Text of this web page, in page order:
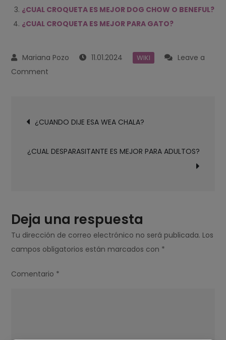
¿CUAL CROQUETA ES MEJOR DOG CHOW O BENEFUL?
¿CUAL CROQUETA ES MEJOR PARA GATO?
11.01.2024 WIKI
Leave a
Comment
MEJOR?
de
entradas
¿CUANDO DIJE ESA WEA CHALA?
¿CUAL DESPARASITANTE ES MEJOR PARA ADULTOS?
Deja una respuesta
Tu dirección de correo electrónico no será publicada. Los
campos obligatorios están marcados con *
Comentario *